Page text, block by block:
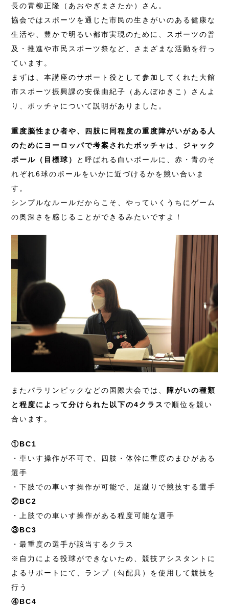
長の青柳正隆（あおやぎまさたか）さん。
協会ではスポーツを通じた市民の生きがいのある健康な
生活や、豊かで明るい都市実現のために、スポーツの普
及・推進や市民スポーツ祭など、さまざまな活動を行っ
ています。
まずは、本講座のサポート役として参加してくれた大館
市スポーツ振興課の安保由紀子（あんぼゆきこ）さんよ
り、ボッチャについて説明がありました。
重度脳性まひ者や、四肢に同程度の重度障がいがある人
のためにヨーロッパで考案されたボッチャ は、 ジャック
ボール（目標球） と呼ばれる白いボールに、赤・青のそ
れぞれ6球のボールをいかに近づけるかを競い合いま
す。
シンプルなルールだからこそ、やっていくうちにゲーム
の奥深さを感じることができるみたいですよ！
またパラリンピックなどの国際大会では、障がいの種類
と程度によって分けられた以下の4クラス で順位を競い
合います。
①BC1
・車いす操作が不可で、四肢・体幹に重度のまひがある
選手
・下肢での車いす操作が可能で、足蹴りで競技する選手
②BC2
・上肢での車いす操作がある程度可能な選手
③BC3
・最重度の選手が該当するクラス
※自力による投球ができないため、競技アシスタントに
よるサポートにて、ランプ（勾配具）を使用して競技を
行う
④BC4